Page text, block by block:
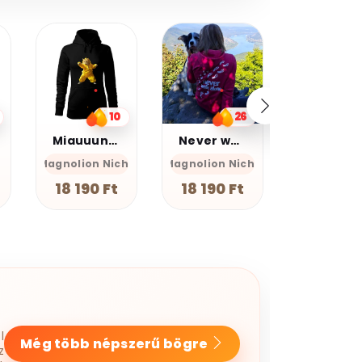
26
Never walk alone
Magnolion Niche
18 190 Ft
13
Graffiti oroszlán v17
Magnolion
12 990 Ft
Még több népszerű bögre